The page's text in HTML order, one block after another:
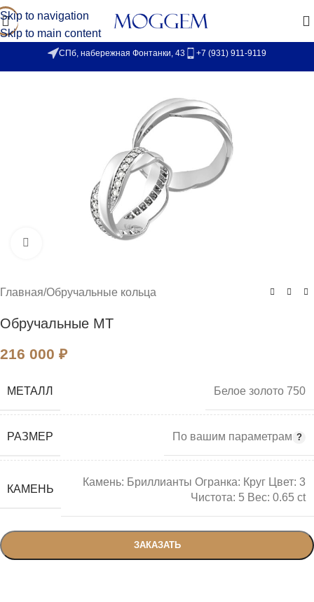
Skip to navigation
Skip to main content
СПб, набережная Фонтанки, 43 +7 (931) 911-9119
Главная/Обручальные кольца
Обручальные MT
216 000 ₽
МЕТАЛЛ Белое золото 750
РАЗМЕР По вашим параметрам
КАМЕНЬ
Камень: Бриллианты Огранка: Круг Цвет: 3
Чистота: 5 Вес: 0.65 ct
ЗАКАЗАТЬ